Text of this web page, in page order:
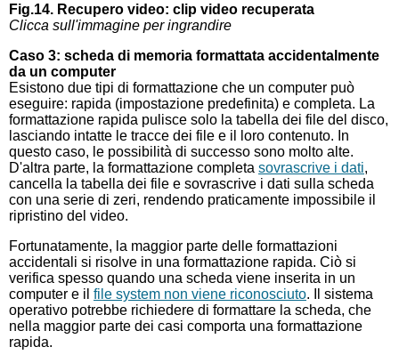
Fig.14. Recupero video: clip video recuperata
Clicca sull'immagine per ingrandire
Caso 3: scheda di memoria formattata accidentalmente
da un computer
Esistono due tipi di formattazione che un computer può
eseguire: rapida (impostazione predefinita) e completa. La
formattazione rapida pulisce solo la tabella dei file del disco,
lasciando intatte le tracce dei file e il loro contenuto. In
questo caso, le possibilità di successo sono molto alte.
D'altra parte, la formattazione completa sovrascrive i dati,
cancella la tabella dei file e sovrascrive i dati sulla scheda
con una serie di zeri, rendendo praticamente impossibile il
ripristino del video.
Fortunatamente, la maggior parte delle formattazioni
accidentali si risolve in una formattazione rapida. Ciò si
verifica spesso quando una scheda viene inserita in un
computer e il file system non viene riconosciuto. Il sistema
operativo potrebbe richiedere di formattare la scheda, che
nella maggior parte dei casi comporta una formattazione
rapida.